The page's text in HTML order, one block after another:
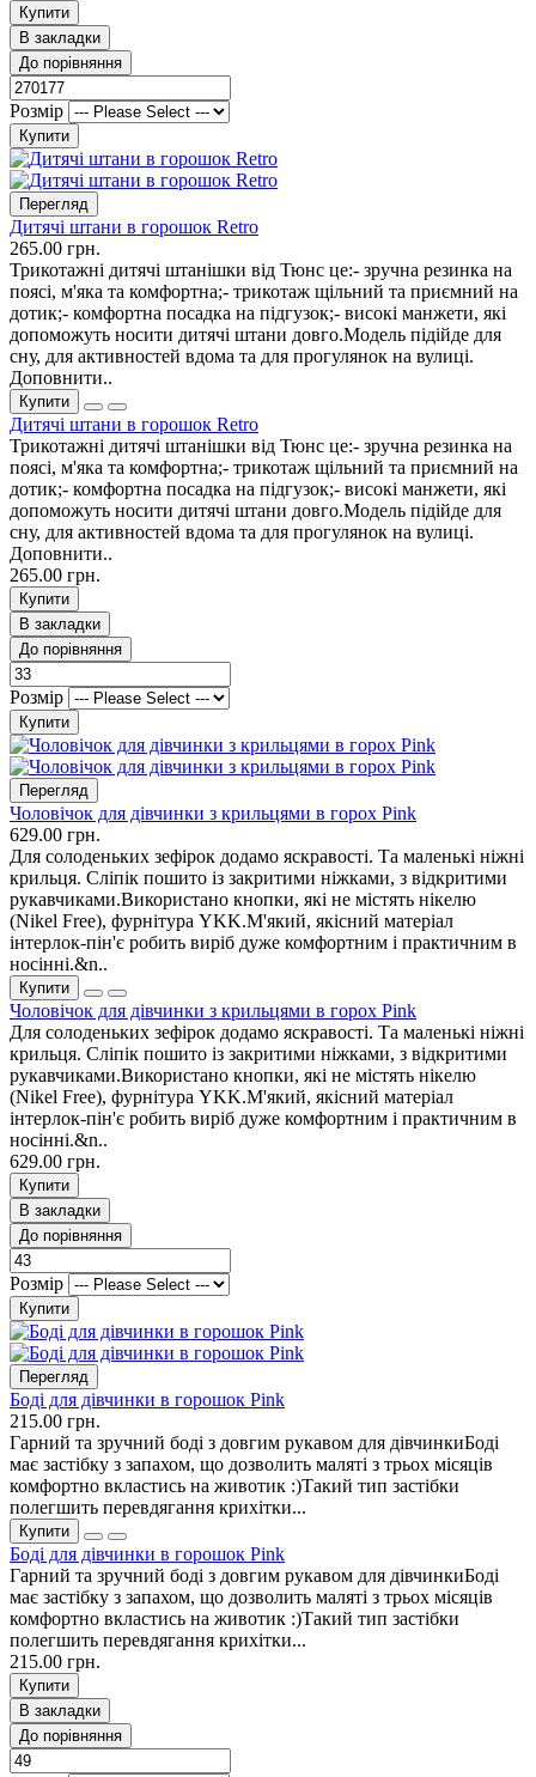
Купити
В закладки
До порівняння
Розмір
Купити
Перегляд
Дитячі штани в горошок Retro
265.00 грн.
Трикотажні дитячі штанішки від Тюнс це:- зручна резинка на
поясі, м'яка та комфортна;- трикотаж щільний та приємний на
дотик;- комфортна посадка на підгузок;- високі манжети, які
допоможуть носити дитячі штани довго.Модель підійде для
сну, для активностей вдома та для прогулянок на вулиці.
Доповнити..
Купити
Дитячі штани в горошок Retro
Трикотажні дитячі штанішки від Тюнс це:- зручна резинка на
поясі, м'яка та комфортна;- трикотаж щільний та приємний на
дотик;- комфортна посадка на підгузок;- високі манжети, які
допоможуть носити дитячі штани довго.Модель підійде для
сну, для активностей вдома та для прогулянок на вулиці.
Доповнити..
265.00 грн.
Купити
В закладки
До порівняння
Розмір
Купити
Перегляд
Чоловічок для дівчинки з крильцями в горох Pink
629.00 грн.
Для солоденьких зефірок додамо яскравості. Та маленькі ніжні
крильця. Сліпік пошито із закритими ніжками, з відкритими
рукавчиками.Використано кнопки, які не містять нікелю
(Nikel Free), фурнітура YKK.М'який, якісний матеріал
інтерлок-пін'є робить виріб дуже комфортним і практичним в
носінні.&n..
Купити
Чоловічок для дівчинки з крильцями в горох Pink
Для солоденьких зефірок додамо яскравості. Та маленькі ніжні
крильця. Сліпік пошито із закритими ніжками, з відкритими
рукавчиками.Використано кнопки, які не містять нікелю
(Nikel Free), фурнітура YKK.М'який, якісний матеріал
інтерлок-пін'є робить виріб дуже комфортним і практичним в
носінні.&n..
629.00 грн.
Купити
В закладки
До порівняння
Розмір
Купити
Перегляд
Боді для дівчинки в горошок Pink
215.00 грн.
Гарний та зручний боді з довгим рукавом для дівчинкиБоді
має застібку з запахом, що дозволить маляті з трьох місяців
комфортно вкластись на животик :)Такий тип застібки
полегшить перевдягання крихітки...
Купити
Боді для дівчинки в горошок Pink
Гарний та зручний боді з довгим рукавом для дівчинкиБоді
має застібку з запахом, що дозволить маляті з трьох місяців
комфортно вкластись на животик :)Такий тип застібки
полегшить перевдягання крихітки...
215.00 грн.
Купити
В закладки
До порівняння